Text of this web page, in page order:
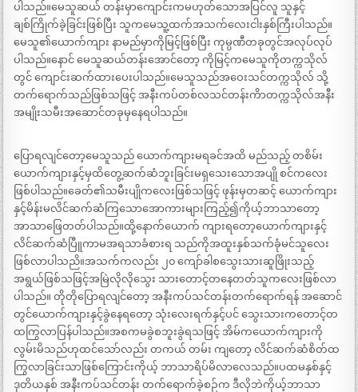
ပါသည်။မေသူဆယ် တန်းမှာကျောင်းကမဟုတ်သောအပြင်လူ သူနှင့်
ချစ်ကြိုက်ခဲ့ခြင်းဖြစ်ပြီး သူကမေသူ့ထက်အသက်လေးငါးနှစ်ကြီးပါသည်။
မေသူ၏ယောက်ကျား နာမည်မှာကိုမြင့်ဖြစ်ပြီး ကုမ္ပဏီတခုတွင်အလုပ်လုပ်
ပါသည်။နောင် မေသူဆယ်တန်းအောင်တော့ ကိုမြင့်ကမေသူကိုတက္ကသိုလ်
တွင် ကျောင်းဆက်ထားပေးပါသည်။မေသူသည်အဝေးသင်တက္ကသိုလ် သို့
တက်ရောက်သည်ဖြစ်သဖြင့် အနီးကပ်တစ်လသင်တန်းကိာတက္ကသိုလ်အနီး
အမျိုးသမီးအဆောင်တခုမှနေရပါသည်။
ပြောရလျင်တော့မေသူသည် ယောက်ကျားမရခင်အထိ မည်သည့် တစိမ်း
ယောက်ကျားနှင့်မှထိတွေ့ဆက်ဆံဘူးခြင်းမရှသေးသောအပျို စင်ကလေး
ဖြစ်ပါသည်။ခေတ်၏သမီးပျိုကလေးဖြစ်သဖြင့် ဖုန်းမှတဆင့် ယောက်ကျား
နှင့်မိန်းမလိင်ဆက်ဆံကြသောအောကားများကြည့်၍ကိုယ့်ဘာသာတော့
အာသာဖြေတတ်ပါသည်။ထို့နောက်ယောက် ကျားရတော့ယောက်ကျားနှင့်
လိင်ဆက်ဆံပြီူကာမအရသာခံစားရ သည်ကိုအထူးနှစ်သက်ခုံမင်သူလေး
ဖြစ်လာပါသညိ။အသက်ကလည်း ၂၀ ကျော်ခါစသွေးသားဆူဖြိုးသည့်
အရွယ်ဖြစ်သဖြင့်အမြဲလိုလိုသွေး သားတောင့်တနေတတ်သူကလေးဖြစ်လာ
ပါသည်။ တိုတိုပြောရလျင်တော့ အနီးကပ်သင်တန်းတက်ရောက်ရန် အဆောင်
တွင်ယောက်ကျားနှင့်ခွဲနေရတော့ သုံးလေးရက်နှင့်ပင် သွေးသားကတောင့်တ
ထကြွလာပြန်ပါသည်။အစကမခွဲစဘူးခွဲရသဖြင့် အိမ်ကယောက်ကျားကို
လွမ်းမိသည်ဟုထင်သော်လည်း တကယ် တမ်း ကျတော့ လိင်ဆက်ဆံစိတ်ထ
ကြွလာခြင်းသာဖြစ်ကြောင်းကိုယ့် ဘာသာရိပ်မိလာလေသည်။ပထမနှစ်နှင့်
ဒုတိယနှစ် အနီးကပ်သင်တန်း တက်ရောက်ခဲ့စဉ်က ဒီလိုဘဲကိုယ့်ဘာသာ